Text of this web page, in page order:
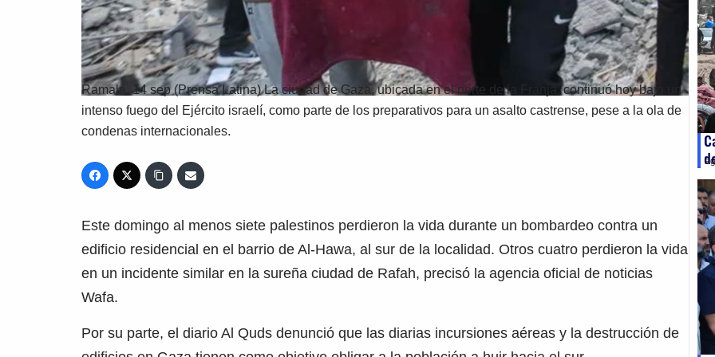
Ramala, 14 sep (Prensa Latina) La ciudad de Gaza, ubicada en el norte de la Franja, continuó hoy bajo un
intenso fuego del Ejército israelí, como parte de los preparativos para un asalto castrense, pese a la ola de
condenas internacionales.
Este domingo al menos siete palestinos perdieron la vida durante un bombardeo contra un
edificio residencial en el barrio de Al-Hawa, al sur de la localidad. Otros cuatro perdieron la vida
en un incidente similar en la sureña ciudad de Rafah, precisó la agencia oficial de noticias
Wafa.
Por su parte, el diario Al Quds denunció que las diarias incursiones aéreas y la destrucción de